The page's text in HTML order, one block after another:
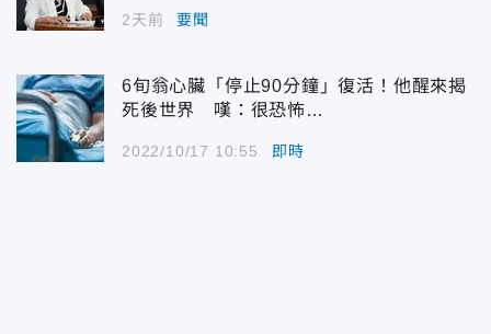
2天前 要聞
6旬翁心臟「停止90分鐘」復活！他醒來揭
死後世界 嘆：很恐怖…
2022/10/17 10:55 即時